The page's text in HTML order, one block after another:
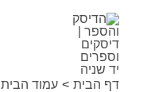
דף הבית עמוד הבית